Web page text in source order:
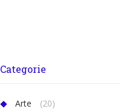
Categorie
Arte
(20)